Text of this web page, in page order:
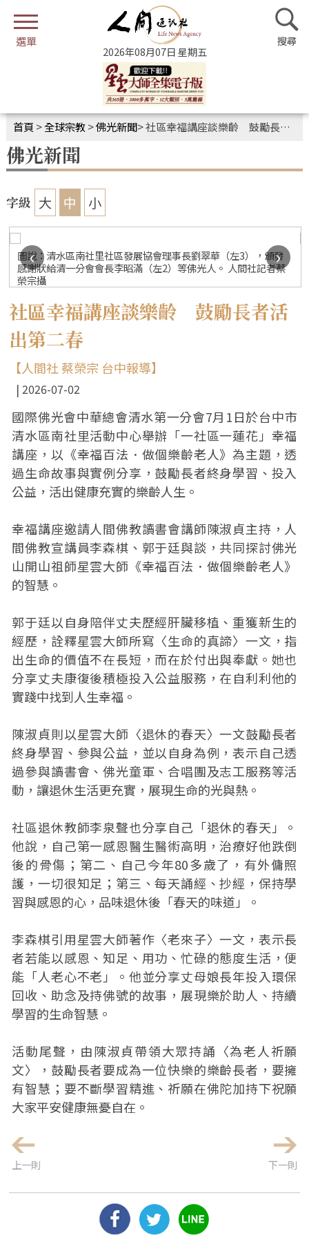
2026年08月07日 星期五
首頁 >全球宗教>佛光新聞>社區幸福講座談樂齡 鼓勵長者活出第二春
佛光新聞
字級 大 中 小
圖說：清水區南社里社區發展協會理事長劉翠華（左3），頒發
感謝狀給清一分會會長李昭滿（左2）等佛光人。 人間社記者蔡
榮宗攝
‹ ›
社區幸福講座談樂齡 鼓勵長者活
出第二春
【人間社 蔡榮宗 台中報導】
2026-07-02
國際佛光會中華總會清水第一分會7月1日於台中市
清水區南社里活動中心舉辦「一社區一蓮花」幸福
講座，以《幸福百法．做個樂齡老人》為主題，透
過生命故事與實例分享，鼓勵長者終身學習、投入
公益，活出健康充實的樂齡人生。
幸福講座邀請人間佛教讀書會講師陳淑貞主持，人
間佛教宣講員李森棋、郭于廷與談，共同探討佛光
山開山祖師星雲大師《幸福百法．做個樂齡老人》
的智慧。
郭于廷以自身陪伴丈夫歷經肝臟移植、重獲新生的
經歷，詮釋星雲大師所寫〈生命的真諦〉一文，指
出生命的價值不在長短，而在於付出與奉獻。她也
分享丈夫康復後積極投入公益服務，在自利利他的
實踐中找到人生幸福。
陳淑貞則以星雲大師〈退休的春天〉一文鼓勵長者
終身學習、參與公益，並以自身為例，表示自己透
過參與讀書會、佛光童軍、合唱團及志工服務等活
動，讓退休生活更充實，展現生命的光與熱。
社區退休教師李泉聲也分享自己「退休的春天」。
他說，自己第一感恩醫生醫術高明，治療好他跌倒
後的骨傷；第二、自己今年80多歲了，有外傭照
護，一切很知足；第三、每天誦經、抄經，保持學
習與感恩的心，品味退休後「春天的味道」。
李森棋引用星雲大師著作〈老來子〉一文，表示長
者若能以感恩、知足、用功、忙碌的態度生活，便
能「人老心不老」。他並分享丈母娘長年投入環保
回收、助念及持佛號的故事，展現樂於助人、持續
學習的生命智慧。
活動尾聲，由陳淑貞帶領大眾持誦〈為老人祈願
文〉，鼓勵長者要成為一位快樂的樂齡長者，要擁
有智慧；要不斷學習精進、祈願在佛陀加持下祝願
大家平安健康無憂自在。
上一則 下一則